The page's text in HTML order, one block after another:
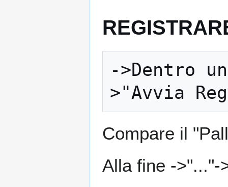
->Dentro
Compare il
Alla fine ->"..."-